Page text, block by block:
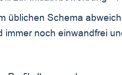
üblichen Schema
immer noch einwandfrei